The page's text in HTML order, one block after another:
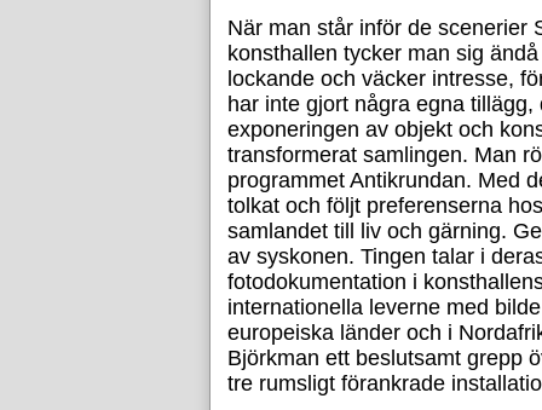
När man står inför de scenerier
konsthallen tycker man sig
lockande och väcker intresse,
har inte gjort några egna
exponeringen av objekt och
transformerat samlingen. Man
programmet Antikrundan. Med
tolkat och följt preferenserna
samlandet till liv och gärning.
av syskonen. Tingen talar i
fotodokumentation i
internationella leverne med
europeiska länder och i
Björkman ett beslutsamt grepp
tre rumsligt förankrade